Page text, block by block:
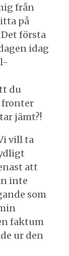
från
på
första
idag
du
fronter
jämt?!
vill ta
att
inte
som
faktum
ur den